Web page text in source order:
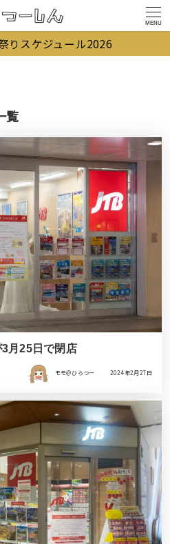
MENU
りスケジュール2026
覧
月25日で閉店
モモ＠ひらつー 2024年2月27日